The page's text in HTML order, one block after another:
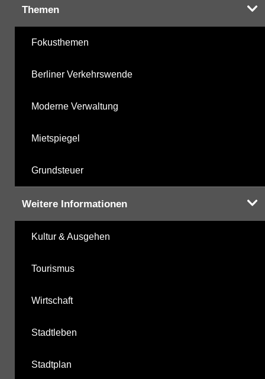
Themen
Fokusthemen
Berliner Verkehrswende
Moderne Verwaltung
Mietspiegel
Grundsteuer
Weitere Informationen
Kultur & Ausgehen
Tourismus
Wirtschaft
Stadtleben
Stadtplan